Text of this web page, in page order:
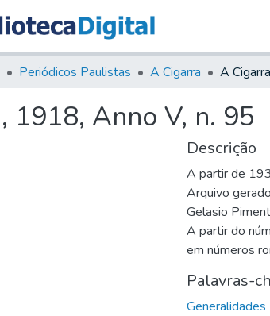
Periódicos Paulistas A Cigarra
1918, Anno V, n. 95
Descrição
A partir de
Arquivo
Gelasio
A partir do
em números
Palavras-